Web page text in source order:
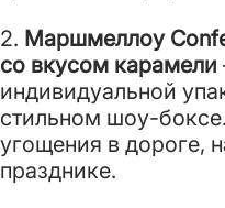
2. Маршмеллоу
со вкусом карамели
индивидуальной
стильном шоу-
угощения в дороге,
празднике.